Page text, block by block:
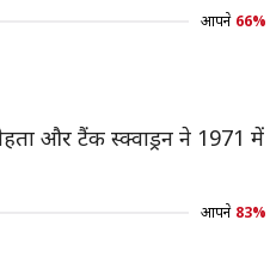
आपने 66%
मेहता और टैंक स्क्वाड्रन ने
आपने 83%